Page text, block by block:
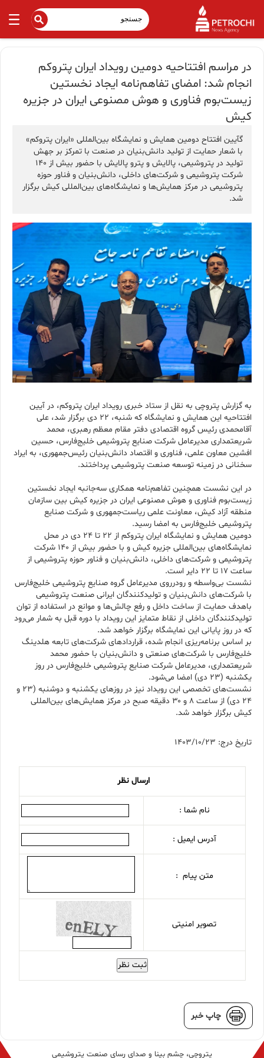
در مراسم افتتاحیه دومین رویداد ایران پتروکم
انجام شد: امضای تفاهم‌نامه ایجاد نخستین
زیست‌بوم فناوری و هوش مصنوعی ایران در جزیره
کیش
گآیین افتتاح دومین همایش و نمایشگاه بین‌المللی «ایران پتروکم»
با شعار حمایت از تولید دانش‌بنیان در صنعت با تمرکز بر جهش
تولید در پتروشیمی، پالایش و پترو پالایش با حضور بیش از ۱۴۰
شرکت پتروشیمی و شرکت‌های داخلی، دانش‌بنیان و فناور حوزه
پتروشیمی در مرکز همایش‌ها و نمایشگاه‌های بین‌المللی کیش برگزار
شد.
به گزارش پتروچی به نقل از ستاد خبری رویداد ایران پتروکم، در آیین
افتتاحیه این همایش و نمایشگاه که شنبه، ۲۲ دی برگزار شد، علی
آقامحمدی رئیس گروه اقتصادی دفتر مقام معظم رهبری، محمد
شریعتمداری مدیرعامل شرکت صنایع پتروشیمی خلیج‌فارس، حسین
افشین معاون علمی، فناوری و اقتصاد دانش‌بنیان رئیس‌جمهوری، به ایراد
سخنانی در زمینه توسعه صنعت پتروشیمی پرداختند.
در این نشست همچنین تفاهم‌نامه همکاری سه‌جانبه ایجاد نخستین
زیست‌بوم فناوری و هوش مصنوعی ایران در جزیره کیش بین سازمان
منطقه آزاد کیش، معاونت علمی ریاست‌جمهوری و شرکت صنایع
پتروشیمی خلیج‌فارس به امضا رسید.
دومین همایش و نمایشگاه ایران پتروکم از ۲۲ تا ۲۴ دی در محل
نمایشگاه‌های بین‌المللی جزیره کیش و با حضور بیش از ۱۴۰ شرکت
پتروشیمی و شرکت‌های داخلی، دانش‌بنیان و فناور حوزه پتروشیمی از
ساعت ۱۷ تا ۲۲ دایر است.
نشست بی‌واسطه و رودرروی مدیرعامل گروه صنایع پتروشیمی خلیج‌فارس
با شرکت‌های دانش‌بنیان و تولیدکنندگان ایرانی صنعت پتروشیمی
باهدف حمایت از ساخت داخل و رفع چالش‌ها و موانع در استفاده از توان
تولیدکنندگان داخلی از نقاط متمایز این رویداد با دوره قبل به شمار می‌رود
که در روز پایانی این نمایشگاه برگزار خواهد شد.
بر اساس برنامه‌ریزی انجام شده، قراردادهای شرکت‌های تابعه هلدینگ
خلیج‌فارس با شرکت‌های صنعتی و دانش‌بنیان با حضور محمد
شریعتمداری، مدیرعامل شرکت صنایع پتروشیمی خلیج‌فارس در روز
یکشنبه (۲۳ دی) امضا می‌شود.
نشست‌های تخصصی این رویداد نیز در روزهای یکشنبه و دوشنبه (۲۳ و
۲۴ دی) از ساعت ۸ و ۳۰ دقیقه صبح در مرکز همایش‌های بین‌المللی
کیش برگزار خواهد شد.
تاریخ درج: 1403/10/23
ارسال نظر
نام شما :
آدرس ایمیل :
متن پیام :
تصویر امنیتی
ثبت نظر
چاپ خبر
پتروچی، چشم بینا و صدای رسای صنعت پتروشیمی